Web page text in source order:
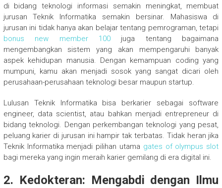
di bidang teknologi informasi semakin meningkat, membuat
jurusan Teknik Informatika semakin bersinar. Mahasiswa di
jurusan ini tidak hanya akan belajar tentang pemrograman, tetapi
bonus new member 100 juga tentang bagaimana
mengembangkan sistem yang akan mempengaruhi banyak
aspek kehidupan manusia. Dengan kemampuan coding yang
mumpuni, kamu akan menjadi sosok yang sangat dicari oleh
perusahaan-perusahaan teknologi besar maupun startup.
Lulusan Teknik Informatika bisa berkarier sebagai software
engineer, data scientist, atau bahkan menjadi entrepreneur di
bidang teknologi. Dengan perkembangan teknologi yang pesat,
peluang karier di jurusan ini hampir tak terbatas. Tidak heran jika
Teknik Informatika menjadi pilihan utama gates of olympus slot
bagi mereka yang ingin meraih karier gemilang di era digital ini.
2. Kedokteran: Mengabdi dengan Ilmu